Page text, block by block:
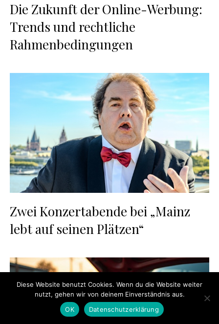
Die Zukunft der Online-Werbung:
Trends und rechtliche
Rahmenbedingungen
Zwei Konzertabende bei „Mainz
lebt auf seinen Plätzen“
Diese Website benutzt Cookies. Wenn du die Website weiter
nutzt, gehen wir von deinem Einverständnis aus.
OK
Datenschutzerklärung